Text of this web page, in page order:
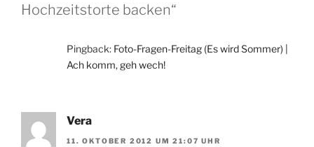
Hochzeitstorte backen“
Pingback: Foto-Fragen-Freitag (Es wird Sommer) |
Ach komm, geh wech!
Vera
11. OKTOBER 2012 UM 21:07 UHR